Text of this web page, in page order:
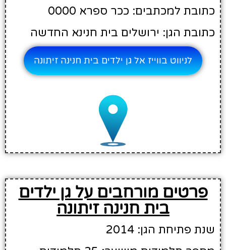
כתובת למכתבים: ככר ספרא 0000
כתובת הגן: ירושלים בית חנינא החדשה
לניווט בווייז אל גן ילדים בית חנינה זיתונה
פרטים מורחבים על גן ילדים
בית חנינה זיתונה
שנת פתיחת הגן: 2014